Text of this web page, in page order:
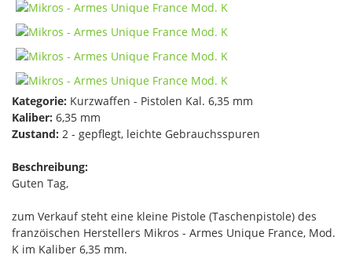
Kategorie: Kurzwaffen - Pistolen Kal. 6,35 mm
Kaliber: 6,35 mm
Zustand: 2 - gepflegt, leichte Gebrauchsspuren
Beschreibung:
Guten Tag,
zum Verkauf steht eine kleine Pistole (Taschenpistole) des
franzöischen Herstellers Mikros - Armes Unique France, Mod.
K im Kaliber 6,35 mm.